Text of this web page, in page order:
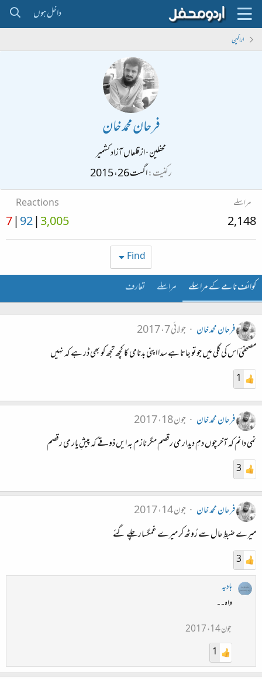
داخل ہوں
اراکین
فرحان محمد خان
محفلین·ازقلعاں آزاد کشمیر
رکنیت اگست 26، 2015
مراسلے
2,148
Reactions
3,005
92
7
Find
کوائف نامے کے مراسلے مراسلے تعارف
فرحان محمد خان
جولائی 7، 2017
مصحفیؔ اس کی گلی میں جو تو جاتا ہے سدا اپنی بدنامی کا کچھ تجھ کو بھی ڈر ہے کہ نہیں
1
فرحان محمد خان
جون 18، 2017
نمی دانم کہ آخر چوں دمِ دیدار می رقصم مگر نازم بہ ایں ذوقے کہ پیشِ یار می رقصم
3
فرحان محمد خان
جون 14، 2017
میرے ضبطِ حال سے رُوٹھ کر میرے غمگسار چلے گئے
3
ہادیہ
واہ۔۔
جون 14، 2017
1